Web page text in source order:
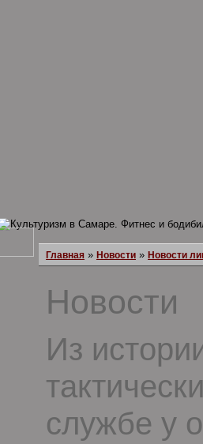
Главная » Новости » Новости
Новости
Из
службе у